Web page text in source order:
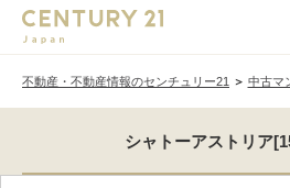
不動産・不動産情報のセンチュリー21 中古マ
シャトーアストリア